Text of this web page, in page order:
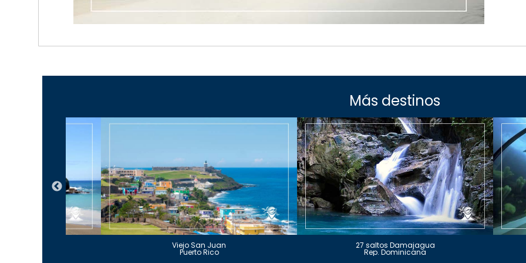
Más destinos
Viejo San Juan
Puerto Rico
27 saltos Damajagua
Rep. Dominicana